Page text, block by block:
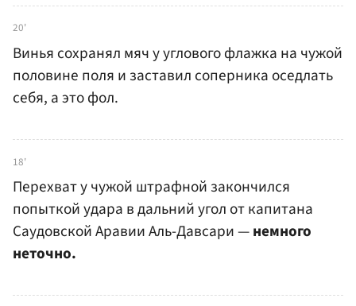
20'
Винья сохранял мяч у углового флажка на чужой
половине поля и заставил соперника оседлать
себя, а это фол.
18'
Перехват у чужой штрафной закончился
попыткой удара в дальний угол от капитана
Саудовской Аравии Аль-Давсари —немного
неточно.